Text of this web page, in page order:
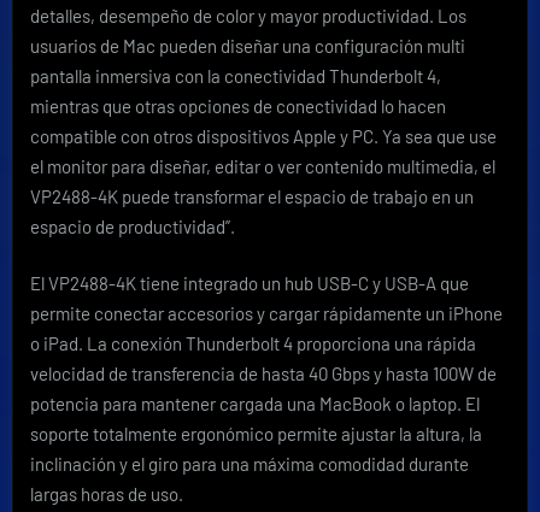
detalles, desempeño de color y mayor productividad. Los
usuarios de Mac pueden diseñar una configuración multi
pantalla inmersiva con la conectividad Thunderbolt 4,
mientras que otras opciones de conectividad lo hacen
compatible con otros dispositivos Apple y PC. Ya sea que use
el monitor para diseñar, editar o ver contenido multimedia, el
VP2488-4K puede transformar el espacio de trabajo en un
espacio de productividad”.
El VP2488-4K tiene integrado un hub USB-C y USB-A que
permite conectar accesorios y cargar rápidamente un iPhone
o iPad. La conexión Thunderbolt 4 proporciona una rápida
velocidad de transferencia de hasta 40 Gbps y hasta 100W de
potencia para mantener cargada una MacBook o laptop. El
soporte totalmente ergonómico permite ajustar la altura, la
inclinación y el giro para una máxima comodidad durante
largas horas de uso.